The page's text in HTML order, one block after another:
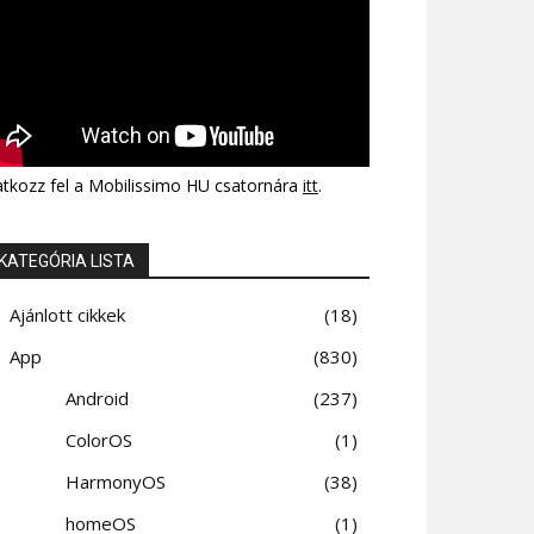
fel a Mobilissimo HU csatornára itt.
LISTA
Ajánlott cikkek
18
App
830
Android
237
ColorOS
1
HarmonyOS
38
homeOS
1